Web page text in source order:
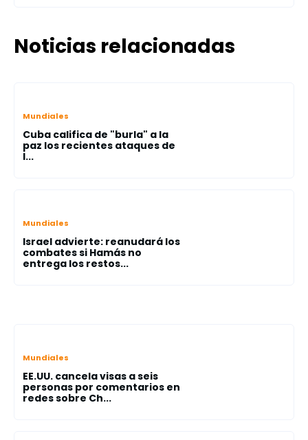
Noticias relacionadas
Mundiales
Cuba califica de "burla" a la
paz los recientes ataques de
I...
Mundiales
Israel advierte: reanudará los
combates si Hamás no
entrega los restos...
Mundiales
EE.UU. cancela visas a seis
personas por comentarios en
redes sobre Ch...